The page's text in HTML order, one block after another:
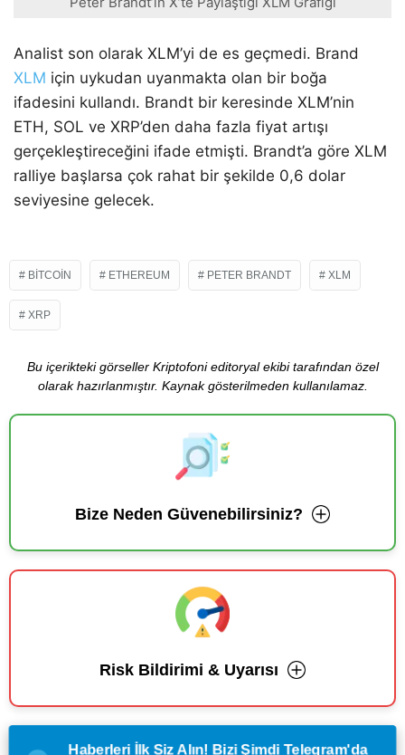
Analist son olarak XLM’yi de es geçmedi. Brand
XLM için uykudan uyanmakta olan bir boğa
ifadesini kullandı. Brandt bir keresinde XLM’nin
ETH, SOL ve XRP’den daha fazla fiyat artışı
gerçekleştireceğini ifade etmişti. Brandt’a göre XLM
ralliye başlarsa çok rahat bir şekilde 0,6 dolar
seviyesine gelecek.
BITCOIN ETHEREUM PETER BRANDT XLM
XRP
Bu içerikteki görseller Kriptofoni editoryal ekibi tarafından özel
olarak hazırlanmıştır. Kaynak gösterilmeden kullanılamaz.
Bize Neden Güvenebilirsiniz?
Risk Bildirimi & Uyarısı
Haberleri İlk Siz Alın! Bizi Şimdi Telegram'da